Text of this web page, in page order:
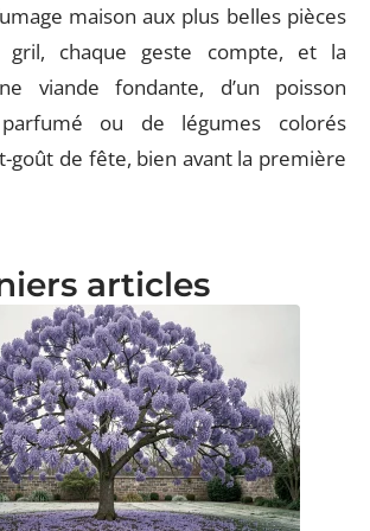
maison aux plus belles pièces
chaque geste compte, et la
viande fondante, d’un poisson
ou de légumes colorés
goût de fête, bien avant la première
articles